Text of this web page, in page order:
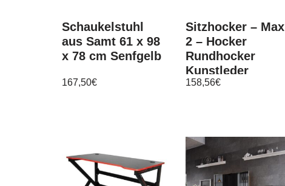
Schaukelstuhl
aus Samt 61 x 98
x 78 cm Senfgelb
167,50€
Sitzhocker – Max
2 – Hocker
Rundhocker
Kunstleder
Hellbraun 38×38
158,56€